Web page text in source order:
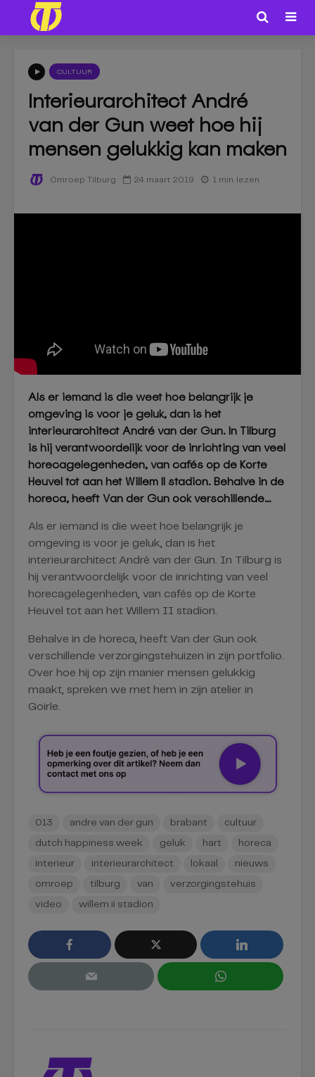
CULTUUR
Interieurarchitect André
van der Gun weet hoe hij
mensen gelukkig kan maken
Omroep Tilburg 24 maart 2019 1 min. lezen
Als er iemand is die weet hoe belangrijk je
omgeving is voor je geluk, dan is het
interieurarchitect André van der Gun. In Tilburg
is hij verantwoordelijk voor de inrichting van veel
horecagelegenheden, van cafés op de Korte
Heuvel tot aan het Willem II stadion. Behalve in de
horeca, heeft Van der Gun ook verschillende…
Als er iemand is die weet hoe belangrijk je
omgeving is voor je geluk, dan is het
interieurarchitect André van der Gun. In Tilburg is
hij verantwoordelijk voor de inrichting van veel
horecagelegenheden, van cafés op de Korte
Heuvel tot aan het Willem II stadion.
Behalve in de horeca, heeft Van der Gun ook
verschillende verzorgingstehuizen in zijn portfolio.
Over hoe hij op zijn manier mensen gelukkig
maakt, spreken we met hem in zijn atelier in
Goirle.
013 andre van der gun brabant cultuur
dutch happiness week geluk hart horeca
interieur interieurarchitect lokaal nieuws
omroep tilburg van verzorgingstehuis
video willem ii stadion